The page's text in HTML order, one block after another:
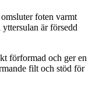
foten varmt
är försedd
förformad och ger en
filt och stöd för